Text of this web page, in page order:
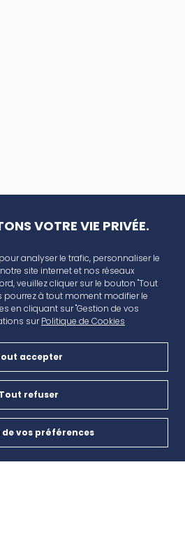
AVANT CAP
CD6, 13480 Cabriès
Nous contacter
04 42 46 65 35
VOTRE VIE PRIVÉE.
analyser le trafic, personnaliser le
site internet et nos réseaux
veuillez cliquer sur le bouton "Tout
pourrez à tout moment modifier le
en cliquant sur "Gestion de vos
surPolitique de Cookies
accepter
Tout refuser
de vos préférences